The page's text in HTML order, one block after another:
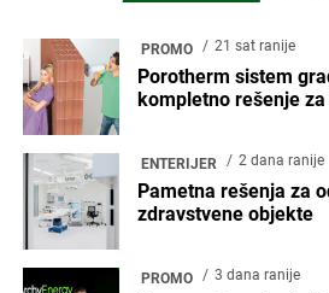
PROMO 21 sat ranije
Porotherm sistem
kompletno rešenje
ENTERIJER 2 dana ranije
Pametna rešenja za
zdravstvene objekte
PROMO 3 dana ranije